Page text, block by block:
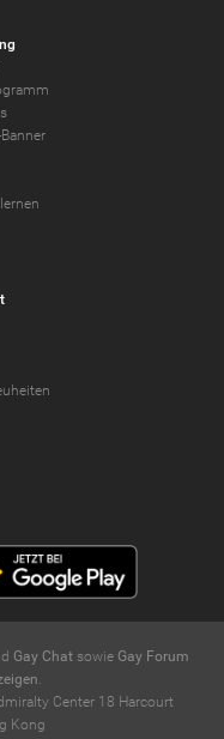
Gay Chatsowie Gay Forum
.
Center 18 Harcourt
Kong